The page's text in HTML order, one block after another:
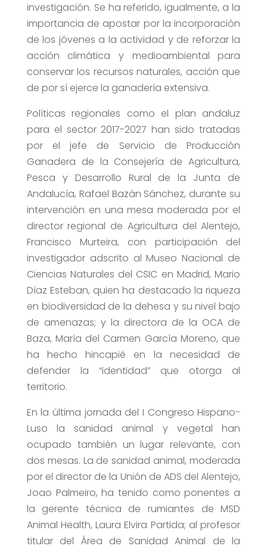
investigación. Se ha referido, igualmente, a la
importancia de apostar por la incorporación
de los jóvenes a la actividad y de reforzar la
acción climática y medioambiental para
conservar los recursos naturales, acción que
de por sí ejerce la ganadería extensiva.
Políticas regionales como el plan andaluz
para el sector 2017-2027 han sido tratadas
por el jefe de Servicio de Producción
Ganadera de la Consejería de Agricultura,
Pesca y Desarrollo Rural de la Junta de
Andalucía, Rafael Bazán Sánchez, durante su
intervención en una mesa moderada por el
director regional de Agricultura del Alentejo,
Francisco Murteira, con participación del
investigador adscrito al Museo Nacional de
Ciencias Naturales del CSIC en Madrid, Mario
Díaz Esteban, quien ha destacado la riqueza
en biodiversidad de la dehesa y su nivel bajo
de amenazas; y la directora de la OCA de
Baza, María del Carmen García Moreno, que
ha hecho hincapié en la necesidad de
defender la “identidad” que otorga al
territorio.
En la última jornada del I Congreso Hispano-
Luso la sanidad animal y vegetal han
ocupado también un lugar relevante, con
dos mesas. La de sanidad animal, moderada
por el director de la Unión de ADS del Alentejo,
Joao Palmeiro, ha tenido como ponentes a
la gerente técnica de rumiantes de MSD
Animal Health, Laura Elvira Partida; al profesor
titular del Área de Sanidad Animal de la